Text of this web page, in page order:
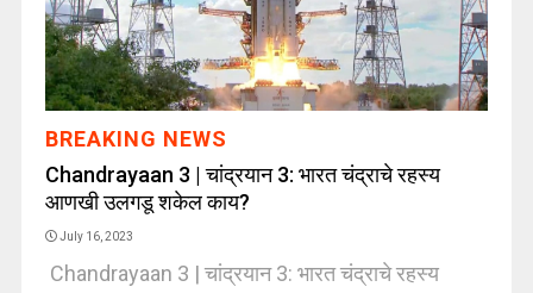
BREAKING NEWS
Chandrayaan 3 | चांद्रयान 3: भारत चंद्राचे रहस्य
आणखी उलगडू शकेल काय?
July 16, 2023
Chandrayaan 3 | चांद्रयान 3: भारत चंद्राचे रहस्य